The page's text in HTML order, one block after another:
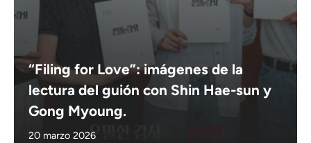
“Filing for Love”: imágenes de la
lectura del guión con Shin Hae-sun y
Gong Myoung.
20 marzo 2026